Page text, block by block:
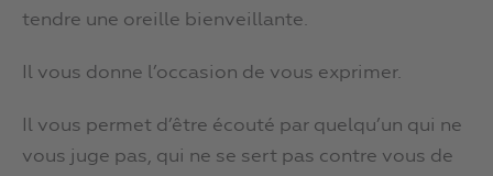
tendre une oreille bienveillante.
Il vous donne l’occasion de vous exprimer.
Il vous permet d’être écouté par quelqu’un qui ne
vous juge pas, qui ne se sert pas contre vous de